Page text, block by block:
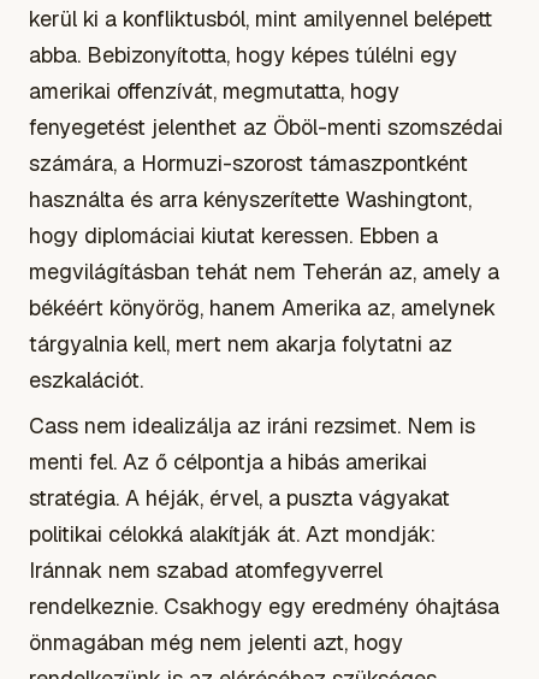
kerül ki a konfliktusból, mint amilyennel belépett
abba. Bebizonyította, hogy képes túlélni egy
amerikai offenzívát, megmutatta, hogy
fenyegetést jelenthet az Öböl-menti szomszédai
számára, a Hormuzi-szorost támaszpontként
használta és arra kényszerítette Washingtont,
hogy diplomáciai kiutat keressen. Ebben a
megvilágításban tehát nem Teherán az, amely a
békéért könyörög, hanem Amerika az, amelynek
tárgyalnia kell, mert nem akarja folytatni az
eszkalációt.
Cass nem idealizálja az iráni rezsimet. Nem is
menti fel. Az ő célpontja a hibás amerikai
stratégia. A héják, érvel, a puszta vágyakat
politikai célokká alakítják át. Azt mondják:
Iránnak nem szabad atomfegyverrel
rendelkeznie. Csakhogy egy eredmény óhajtása
önmagában még nem jelenti azt, hogy